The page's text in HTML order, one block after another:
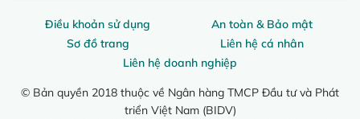
Điều khoản sử dụng
An toàn & Bảo mật
Sơ đồ trang
Liên hệ cá nhân
Liên hệ doanh nghiệp
© Bản quyền 2018 thuộc về Ngân hàng TMCP Đầu tư và Phát
triển Việt Nam (BIDV)